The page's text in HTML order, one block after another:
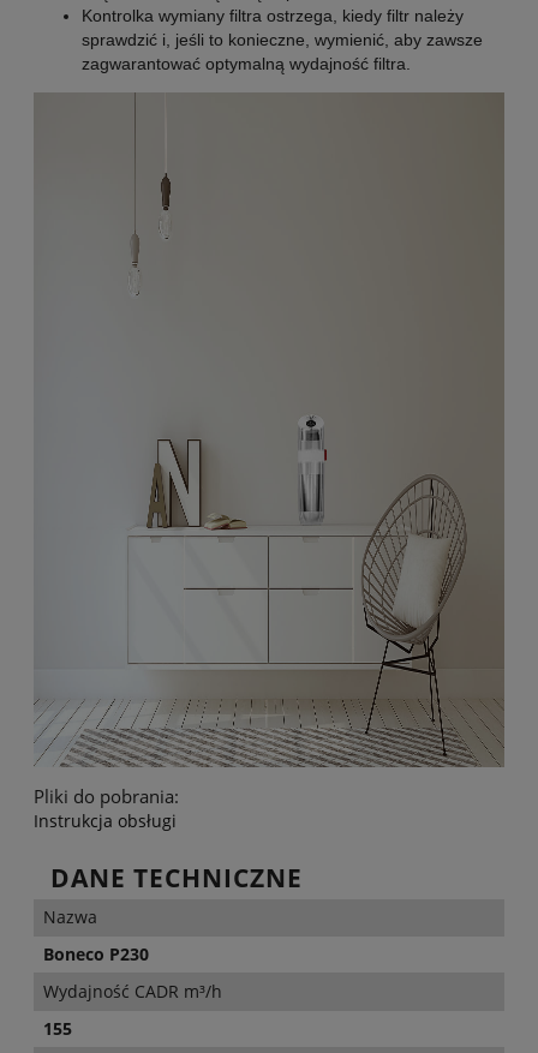
Kontrolka wymiany filtra ostrzega, kiedy filtr należy
sprawdzić i, jeśli to konieczne, wymienić, aby zawsze
zagwarantować optymalną wydajność filtra.
Pliki do pobrania:
Instrukcja obsługi
DANE TECHNICZNE
Nazwa
Boneco P230
Wydajność CADR m³/h
155